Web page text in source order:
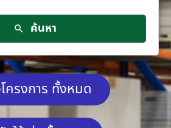
ค้นหา
ครงการ ทั้งหมด